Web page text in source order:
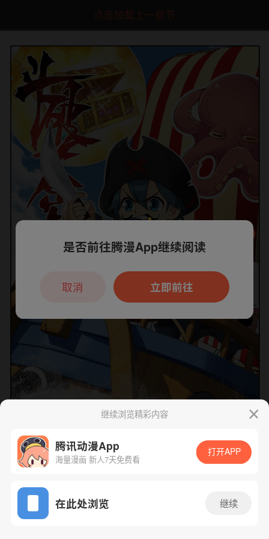
点击加载上一章节
App免费看
下一话
继续浏览精彩内容
腾讯动漫App
海量漫画 新人7天免费看
打开APP
在此处浏览 继续
本章节仅支持App阅读，可打开App新用
户7天免费看
是否前往腾漫App继续阅读
立即前往
取消